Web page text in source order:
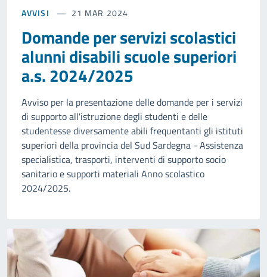
AVVISI 21 MAR 2024
Domande per servizi scolastici
alunni disabili scuole superiori
a.s. 2024/2025
Avviso per la presentazione delle domande per i servizi
di supporto all'istruzione degli studenti e delle
studentesse diversamente abili frequentanti gli istituti
superiori della provincia del Sud Sardegna - Assistenza
specialistica, trasporti, interventi di supporto socio
sanitario e supporti materiali Anno scolastico
2024/2025.